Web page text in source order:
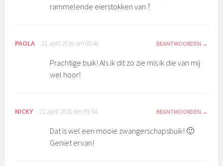
rammelende eierstokken van ?
PAOLA 21 april 2016 om 09:40 BEANTWOORDEN
Prachtige buik! Als ik dit zo zie mis ik die van mij
wel hoor!
NICKY 21 april 2016 om 09:54 BEANTWOORDEN
Dat is wel een mooie zwangerschapsbuik! 🙂
Geniet ervan!